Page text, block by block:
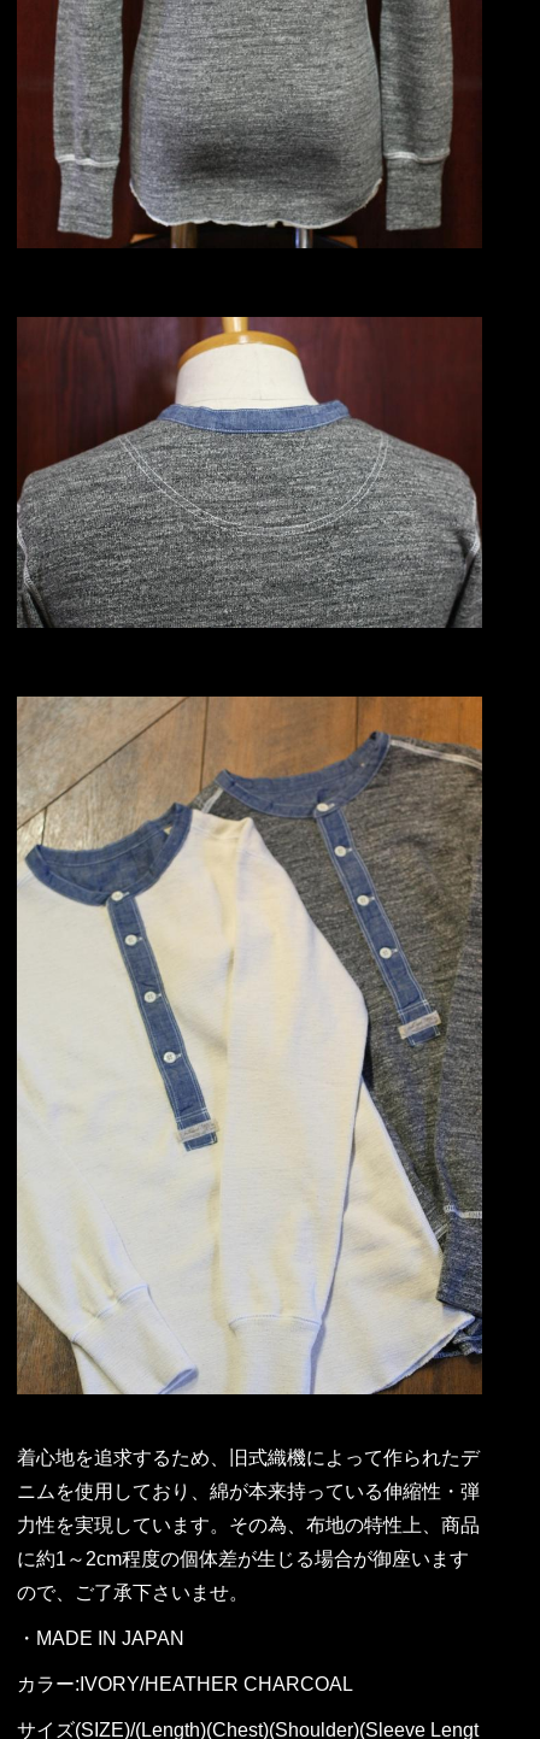
着心地を追求するため、旧式織機によって作られたデ
ニムを使用しており、綿が本来持っている伸縮性・弾
力性を実現しています。その為、布地の特性上、商品
に約1～2cm程度の個体差が生じる場合が御座います
ので、ご了承下さいませ。
・MADE IN JAPAN
カラー:IVORY/HEATHER CHARCOAL
サイズ(SIZE)/(Length)(Chest)(Shoulder)(Sleeve Lengt